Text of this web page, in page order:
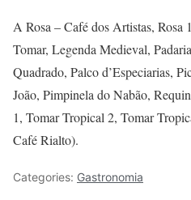
A Rosa – Café dos Artistas, Rosa
Tomar, Legenda Medieval,
Quadrado, Palco d’Especiarias,
João, Pimpinela do Nabão,
1, Tomar Tropical 2, Tomar
Café Rialto).
Categories: Gastronomia